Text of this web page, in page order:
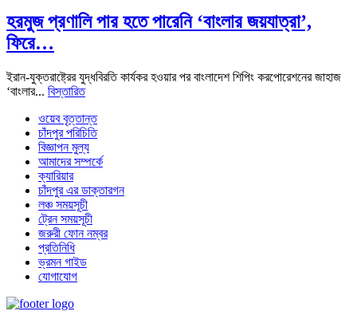
হরমুজ প্রণালি পার হতে পারেনি ‘বাংলার জয়যাত্রা’,
ফিরে…
ইরান-যুক্তরাষ্ট্রের যুদ্ধবিরতি কার্যকর হওয়ার পর বাংলাদেশ শিপিং করপোরেশনের জাহাজ
‘বাংলার... বিস্তারিত
ওয়েব বৃত্তান্ত
চাঁদপুর পরিচিতি
বিজ্ঞাপন মুল্য
আমাদের সম্পর্কে
ক্যারিয়ার
চাঁদপুর এর ডাক্তারগন
লঞ্চ সময়সূচী
ট্রেন সময়সূচী
জরুরী ফোন নম্বর
প্রতিনিধি
ভ্রমন গাইড
যোগাযোগ